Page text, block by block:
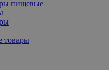
пищевые
товары